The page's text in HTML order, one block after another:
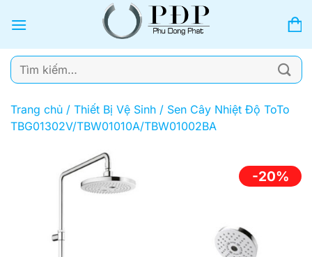
qua
dung
Tìm
kiếm:
Trang chủ / Thiết Bị Vệ Sinh / Sen Cây Nhiệt Độ ToTo
TBG01302V/TBW01010A/TBW01002BA
-20%